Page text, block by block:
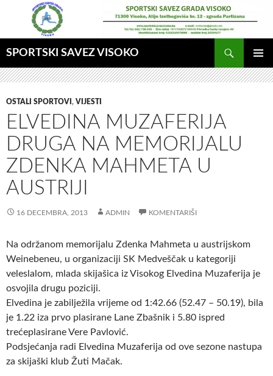
SPORTSKI SAVEZ VISOKO
GLAVNI
MENI
OSTALI SPORTOVI , VIJESTI
ELVEDINA MUZAFERIJA
DRUGA NA MEMORIJALU
ZDENKA MAHMETA U
AUSTRIJI
16 DECEMBRA, 2013 ADMIN KOMENTARIŠI
Na održanom memorijalu Zdenka Mahmeta u austrijskom
Weinebeneu, u organizaciji SK Medveščak u kategoriji
veleslalom, mlada skijašica iz Visokog Elvedina Muzaferija je
osvojila drugu poziciji.
Elvedina je zabilježila vrijeme od 1:42.66 (52.47 – 50.19), bila
je 1.22 iza prvo plasirane Lane Zbašnik i 5.80 ispred
trećeplasirane Vere Pavlović.
Podsjećanja radi Elvedina Muzaferija od ove sezone nastupa
za skijaški klub Žuti Mačak.